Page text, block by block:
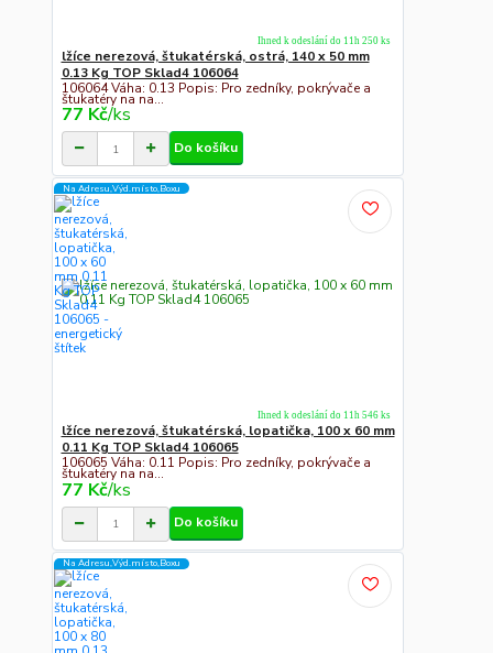
lžíce nerezová, štukatérská, ostrá, 140 x 50 mm
0.13 Kg TOP Sklad4 106064
106064 Váha: 0.13 Popis: Pro zedníky, pokrývače a
štukatéry na na...
77 Kč/ks
Ihned k odeslání do 11h 250 ks
Do košíku
Na Adresu,Výd.místo,Boxu
lžíce nerezová, štukatérská, lopatička, 100 x 60 mm
0.11 Kg TOP Sklad4 106065
106065 Váha: 0.11 Popis: Pro zedníky, pokrývače a
štukatéry na na...
77 Kč/ks
Ihned k odeslání do 11h 546 ks
Do košíku
Na Adresu,Výd.místo,Boxu